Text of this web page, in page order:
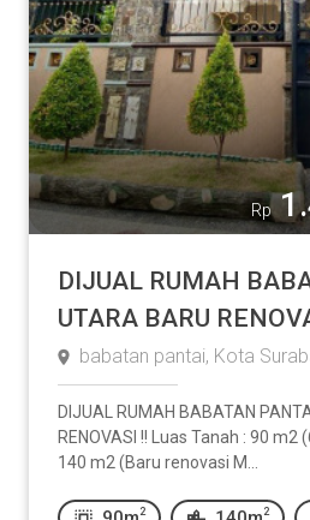
Rp
DIJUAL RUMAH
UTARA BARU
babatan pantai, Kota
DIJUAL RUMAH BABATAN
RENOVASI !! Luas Tanah : 90 m2
140 m2 (Baru renovasi M...
2 2